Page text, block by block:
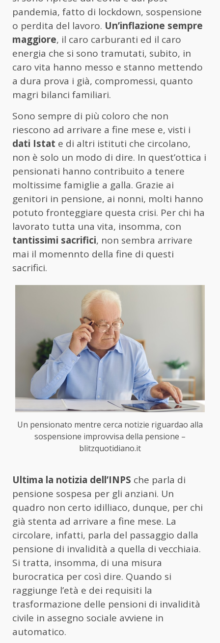
pandemia, fatto di lockdown, sospensione
o perdita del lavoro. Un’inflazione sempre
maggiore, il caro carburanti ed il caro
energia che si sono tramutati, subito, in
caro vita hanno messo e stanno mettendo
a dura prova i già, compromessi, quanto
magri bilanci familiari.
Sono sempre di più coloro che non
riescono ad arrivare a fine mese e, visti i
dati Istat e di altri istituti che circolano,
non è solo un modo di dire. In quest’ottica i
pensionati hanno contribuito a tenere
moltissime famiglie a galla. Grazie ai
genitori in pensione, ai nonni, molti hanno
potuto fronteggiare questa crisi. Per chi ha
lavorato tutta una vita, insomma, con
tantissimi sacrifici, non sembra arrivare
mai il momennto della fine di questi
sacrifici.
Un pensionato mentre cerca notizie riguardao alla
sospensione improvvisa della pensione –
blitzquotidiano.it
Ultima la notizia dell’INPS che parla di
pensione sospesa per gli anziani. Un
quadro non certo idilliaco, dunque, per chi
già stenta ad arrivare a fine mese. La
circolare, infatti, parla del passaggio dalla
pensione di invalidità a quella di vecchiaia.
Si tratta, insomma, di una misura
burocratica per così dire. Quando si
raggiunge l’età e dei requisiti la
trasformazione delle pensioni di invalidità
civile in assegno sociale avviene in
automatico.